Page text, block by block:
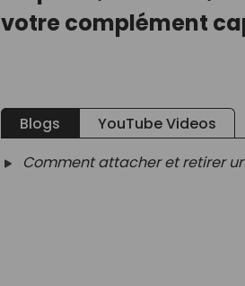
votre complément
Blogs
YouTube Videos
Comment attacher et retirer